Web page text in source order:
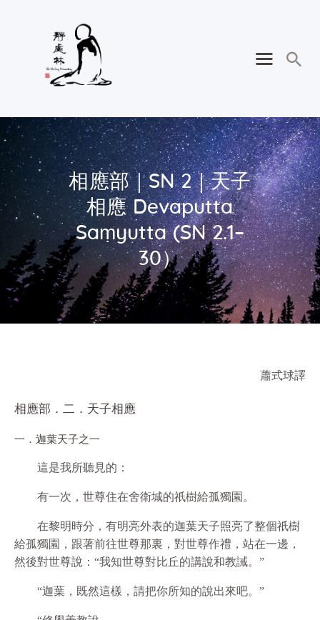
相應部｜SN 2｜天子
相應 Devaputta
Saṃyutta (SN 2.1–
30）
蕭式球譯
相應部．二．天子相應
一．迦葉天子之一
這是我所聽見的：
有一次，世尊住在舍衛城的祇樹給孤獨園。
在黎明時分，有明亮外表的迦葉天子照亮了整個祇樹
給孤獨園，跟著前往世尊那裏，對世尊作禮，站在一邊，
然後對世尊說：“我知世尊對比丘的講說和教誡。”
“迦葉，既然這樣，請把你所知的說出來吧。”